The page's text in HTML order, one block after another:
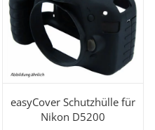
easyCover Schutzhülle für
Nikon D5200